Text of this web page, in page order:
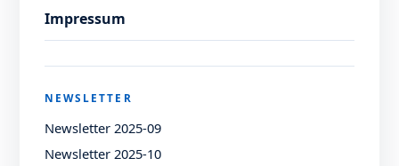
Impressum
NEWSLETTER
Newsletter 2025-09
Newsletter 2025-10